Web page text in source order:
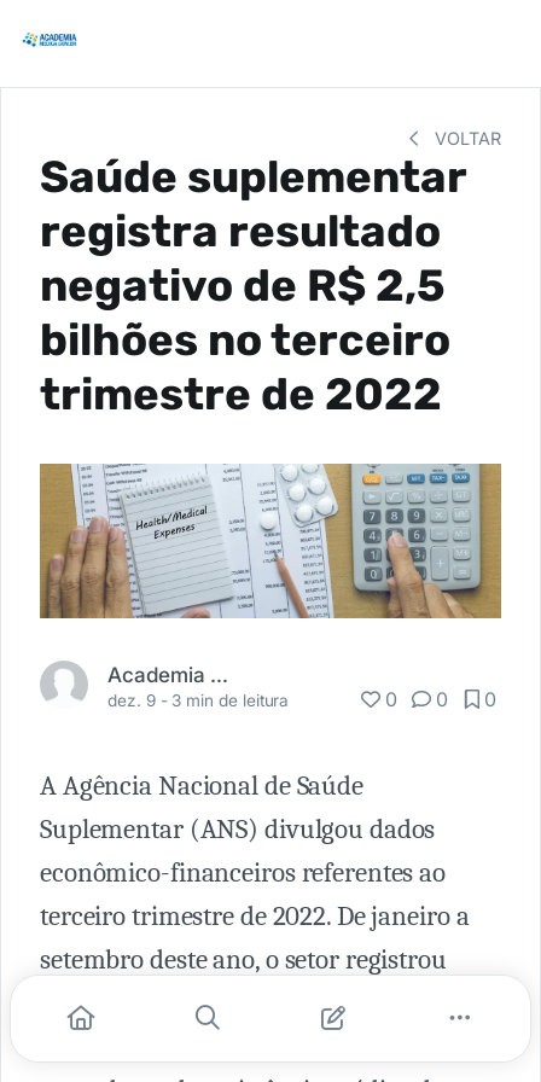
VOLTAR
Saúde suplementar
registra resultado
negativo de R$ 2,5
bilhões no terceiro
trimestre de 2022
Academia Médica
dez. 9 - 3 min de leitura 0 0 0
A Agência Nacional de Saúde
Suplementar (ANS) divulgou dados
econômico-financeiros referentes ao
terceiro trimestre de 2022. De janeiro a
setembro deste ano, o setor registrou
resultado líquido negativo de R$ 2,5